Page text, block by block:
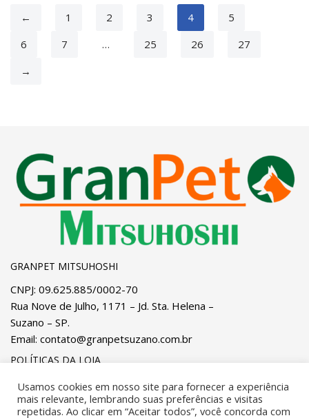
← 1 2 3 4
5
6
7 … 25 26
27
→
GRANPET MITSUHOSHI
CNPJ: 09.625.885/0002-70
Rua Nove de Julho, 1171 – Jd. Sta. Helena –
Suzano – SP.
Email: contato@granpetsuzano.com.br
POLÍTICAS DA LOJA
PrivacidadeeCookies
Pagamentos
Trocas, Devoluções e Reembolsos
Entregas
Usamos cookies em nosso site para fornecer a experiência
mais relevante, lembrando suas preferências e visitas
repetidas. Ao clicar em “Aceitar todos”, você concorda com